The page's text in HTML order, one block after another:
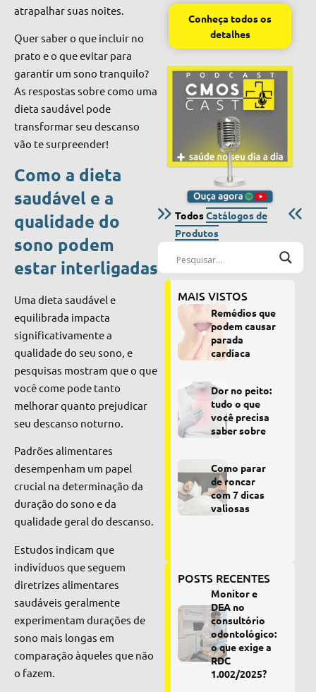
atrapalhar suas noites.
Quer saber o que incluir no
prato e o que evitar para
garantir um sono tranquilo?
As respostas sobre como uma
dieta saudável pode
transformar seu descanso
vão te surpreender!
Como a dieta
saudável e a
qualidade do
sono podem
estar interligadas
Uma dieta saudável e
equilibrada impacta
significativamente a
qualidade do seu sono, e
pesquisas mostram que o que
você come pode tanto
melhorar quanto prejudicar
seu descanso noturno.
Padrões alimentares
desempenham um papel
crucial na determinação da
duração do sono e da
qualidade geral do descanso.
Estudos indicam que
indivíduos que seguem
diretrizes alimentares
saudáveis geralmente
experimentam durações de
sono mais longas em
comparação àqueles que não
o fazem.
Conheça todos os
detalhes
TodosCatálogos de
Produtos
MAIS VISTOS
Remédios que
podem causar
parada
cardíaca
Dor no peito:
tudo o que
você precisa
saber sobre
Como parar
de roncar
com 7 dicas
valiosas
POSTS RECENTES
Monitor e
DEA no
consultório
odontológico:
o que exige a
RDC
1.002/2025?